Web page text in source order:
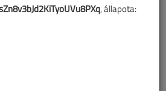
, állapota: